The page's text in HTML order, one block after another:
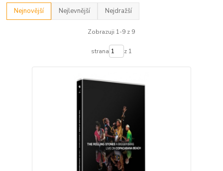
Nejnovější Nejlevnější Nejdražší
Zobrazuji 1-9 z 9
strana z 1